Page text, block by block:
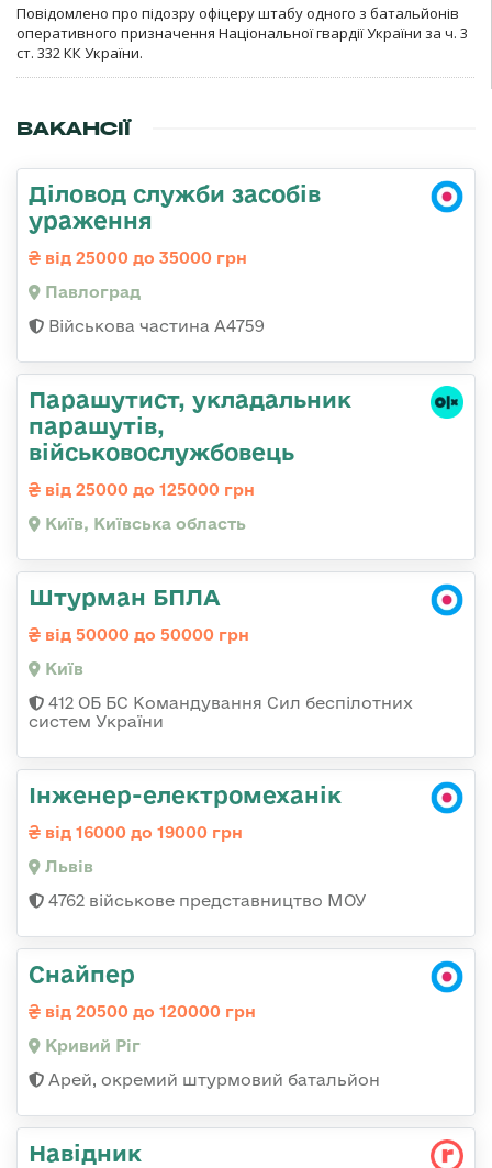
Повідомлено про підозру офіцеру штабу одного з батальйонів
оперативного призначення Національної гвардії України за ч. 3
ст. 332 КК України.
ВАКАНСІЇ
Діловод служби засобів
ураження
від 25000 до 35000 грн
Павлоград
Військова частина А4759
Парашутист, укладальник
парашутів,
військовослужбовець
від 25000 до 125000 грн
Київ, Київська область
Штурман БПЛА
від 50000 до 50000 грн
Київ
412 ОБ БС Командування Сил беспілотних
систем України
Інженер-електромеханік
від 16000 до 19000 грн
Львів
4762 військове представництво МОУ
Снайпер
від 20500 до 120000 грн
Кривий Ріг
Арей, окремий штурмовий батальйон
Навідник